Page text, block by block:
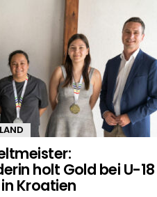
holt Gold bei U-18
Kroatien